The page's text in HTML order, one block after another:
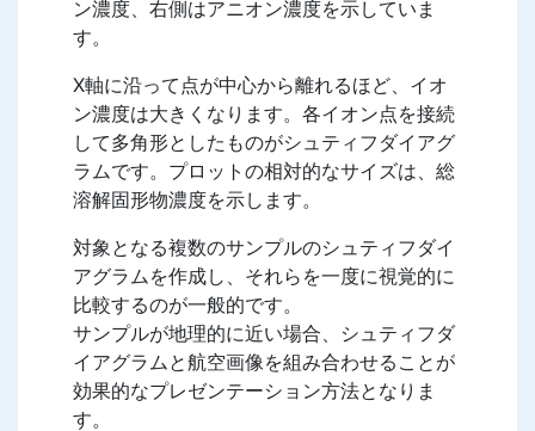
ン濃度、右側はアニオン濃度を示していま
す。
X軸に沿って点が中心から離れるほど、イオ
ン濃度は大きくなります。各イオン点を接続
して多角形としたものがシュティフダイアグ
ラムです。プロットの相対的なサイズは、総
溶解固形物濃度を示します。
対象となる複数のサンプルのシュティフダイ
アグラムを作成し、それらを一度に視覚的に
比較するのが一般的です。
サンプルが地理的に近い場合、シュティフダ
イアグラムと航空画像を組み合わせることが
効果的なプレゼンテーション方法となりま
す。